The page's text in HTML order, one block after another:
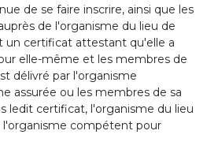
de se faire inscrire, ainsi que les
de l'organisme du lieu de
un certificat attestant qu'elle a
elle-même et les membres de
délivré par l'organisme
assurée ou les membres de sa
ledit certificat, l'organisme du lieu
l'organisme compétent pour